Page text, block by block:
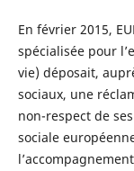
En février 2015,
spécialisée pour
vie) déposait,
sociaux, une
non-respect de
sociale